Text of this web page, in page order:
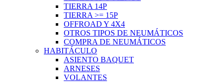
TIERRA 14P
TIERRA >= 15P
OFFROAD Y 4X4
OTROS TIPOS DE NEUMÁTICOS
COMPRA DE NEUMÁTICOS
HABITÁCULO
ASIENTO BAQUET
ARNESES
VOLANTES